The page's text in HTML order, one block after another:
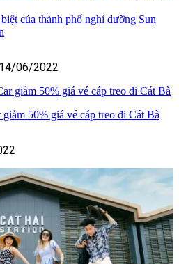
của thành phố nghỉ dưỡng Sun
14/06/2022
50% giá vé cáp treo đi Cát Bà